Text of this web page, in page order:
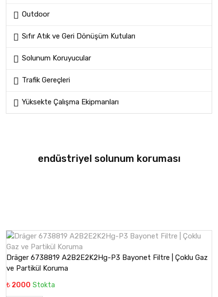
Outdoor
Sıfır Atık ve Geri Dönüşüm Kutuları
Solunum Koruyucular
Trafik Gereçleri
Yüksekte Çalışma Ekipmanları
endüstriyel solunum koruması
Dräger 6738819 A2B2E2K2Hg-P3 Bayonet Filtre | Çoklu Gaz
ve Partikül Koruma
₺ 2000 Stokta